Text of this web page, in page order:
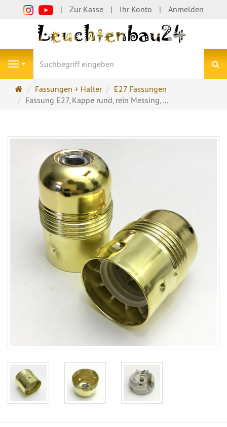
Zur Kasse Ihr Konto Anmelden
Navigation
Startseite
Fassungen + Halter
E27 Fassungen
Fassung E27, Kappe rund, rein Messing, ...